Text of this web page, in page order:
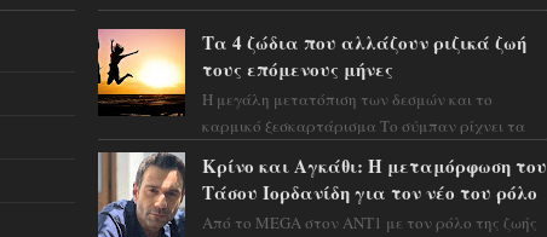
Τα 4 ζώδια που αλλάζουν ριζικά ζωή
τους επόμενους μήνες
Η μεγάλη μετατόπιση των δεσμών και το
καρμικό ξεσκαρτάρισμα Το σύμπαν ρίχνει τα
προειδοποιεί: οι σελην...
Κρίνο και Αγκάθι: Η μεταμόρφωση του
Τάσου Ιορδανίδη για τον νέο του ρόλο
Από το MEGA στον ΑΝΤ1 με τον ρόλο της ζωής